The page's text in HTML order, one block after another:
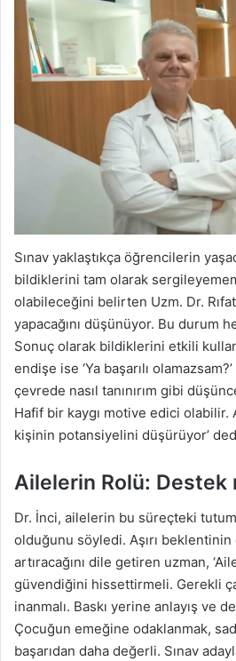
Sınav yaklaştıkça öğrencilerin
bildiklerini tam olarak
olabileceğini belirten Uzm. Dr.
yapacağını düşünüyor. Bu durum
Sonuç olarak bildiklerini etkili
endişe ise ‘Ya başarılı
çevrede nasıl tanınırım gibi
Hafif bir kaygı motive edici olabilir.
kişinin potansiyelini düşürüyor’
Ailelerin Rolü: Destek
Dr. İnci, ailelerin bu süreçteki
olduğunu söyledi. Aşırı beklentinin
artıracağını dile getiren uzman,
güvendiğini hissettirmeli. Gerekli
inanmalı. Baskı yerine anlayış ve
Çocuğun emeğine odaklanmak,
başarıdan daha değerli. Sınav